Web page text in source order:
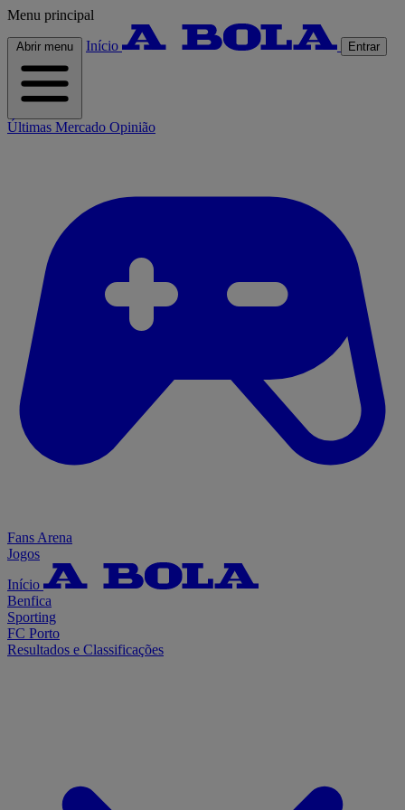
Menu principal
Abrir menu Início Entrar
Últimas Mercado Opinião
Fans Arena
Jogos
Início
Benfica
Sporting
FC Porto
Resultados e Classificações